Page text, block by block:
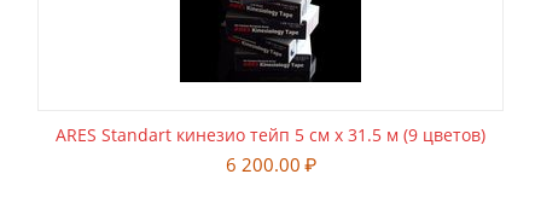
ARES Standart кинезио тейп 5 см х 31.5 м (9 цветов)
6 200.00 ₽